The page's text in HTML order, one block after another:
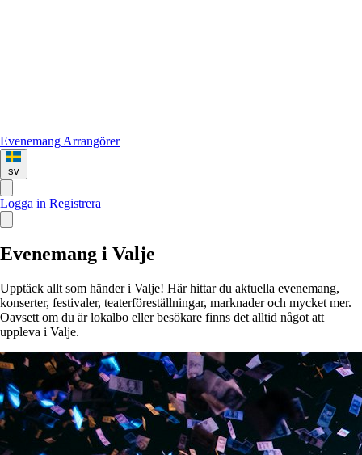
Evenemang Arrangörer
sv
Logga in Registrera
Evenemang i Valje
Upptäck allt som händer i Valje! Här hittar du aktuella evenemang,
konserter, festivaler, teaterföreställningar, marknader och mycket mer.
Oavsett om du är lokalbo eller besökare finns det alltid något att
uppleva i Valje.